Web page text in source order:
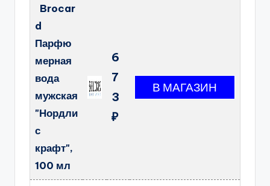
Brocar
d
Парфю
мерная
вода
мужская
"Нордли
с
крафт",
100 мл
6
7
3
₽